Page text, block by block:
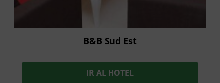
B&B Sud Est
IR AL HOTEL